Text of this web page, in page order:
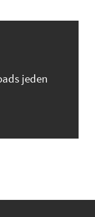
jeden